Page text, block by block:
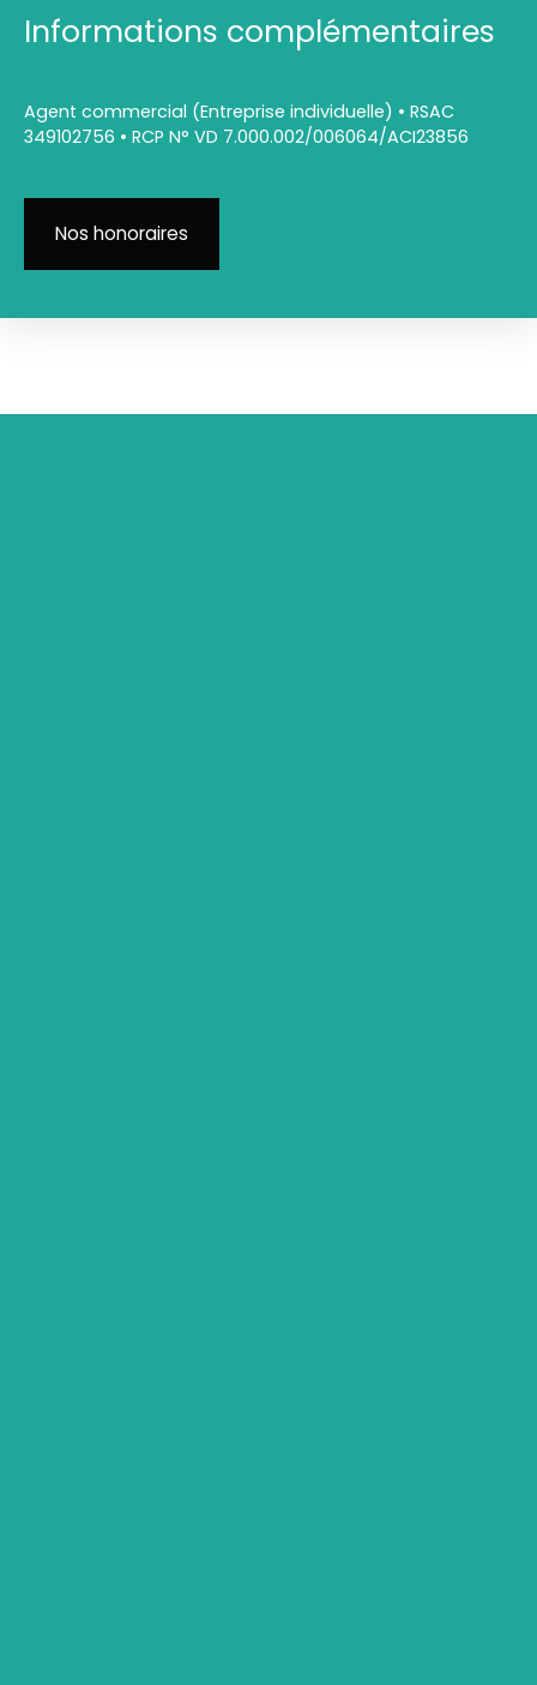
Informations complémentaires
Agent commercial (Entreprise individuelle) • RSAC
349102756 • RCP N° VD 7.000.002/006064/ACI23856
Nos honoraires